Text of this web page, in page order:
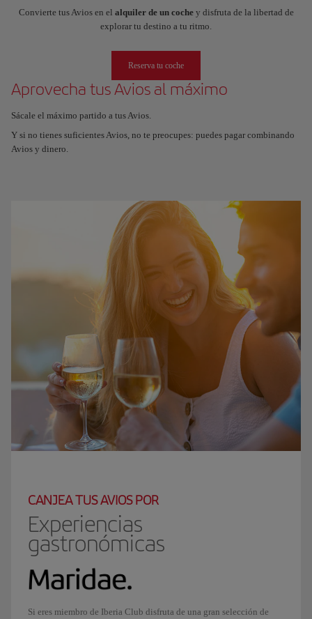
Convierte tus Avios en el alquiler de un cochey disfruta de la libertad de
explorar tu destino a tu ritmo.
Reserva tu coche
Aprovecha tus Avios al máximo
Sácale el máximo partido a tus Avios.
Y si no tienes suficientes Avios, no te preocupes: puedes pagar combinando
Avios y dinero.
CANJEA TUS AVIOS POR
Experiencias
gastronómicas
Si eres miembro de Iberia Club disfruta de una gran selección de